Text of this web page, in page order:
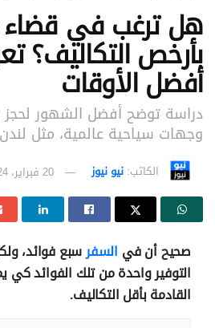
هل ترغب في قضاء
بأرخص التكاليف؟
أفضل الأوقات
دراسة توضح أفضل الشهور لحجز
وجهات سياحية عالمية، مثل
الكاتب: نيو نيوز 20 فبراير، 2024
صحيح أن في السفرسبع فوائد،
التوفير واحدة من تلك الفوائد
القادمة بأقل التكاليف.